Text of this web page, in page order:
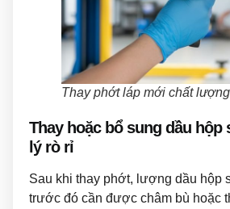
Thay phớt láp mới chất lượng
Thay hoặc bổ sung dầu hộp
lý rò rỉ
Sau khi thay phớt, lượng dầu hộp
trước đó cần được châm bù hoặc